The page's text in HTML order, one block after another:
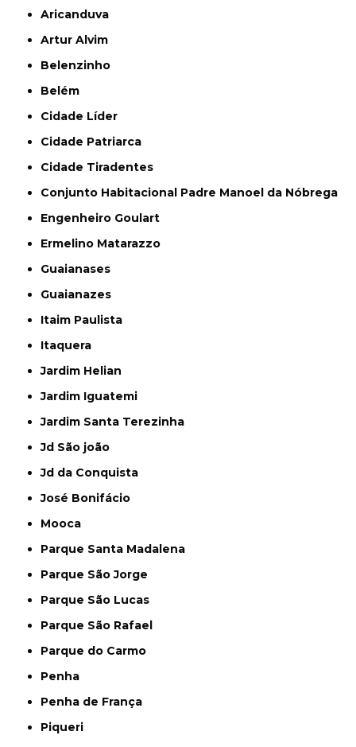
Aricanduva
Artur Alvim
Belenzinho
Belém
Cidade Líder
Cidade Patriarca
Cidade Tiradentes
Conjunto Habitacional Padre Manoel da Nóbrega
Engenheiro Goulart
Ermelino Matarazzo
Guaianases
Guaianazes
Itaim Paulista
Itaquera
Jardim Helian
Jardim Iguatemi
Jardim Santa Terezinha
Jd São joão
Jd da Conquista
José Bonifácio
Mooca
Parque Santa Madalena
Parque São Jorge
Parque São Lucas
Parque São Rafael
Parque do Carmo
Penha
Penha de França
Piqueri